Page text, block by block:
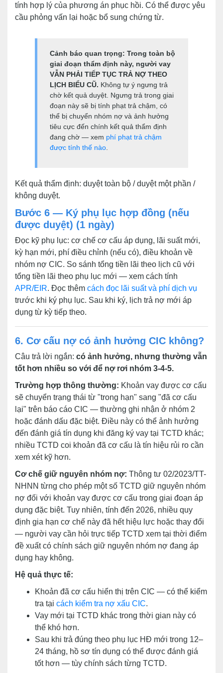
tính hợp lý của phương án phục hồi. Có thể được yêu
cầu phỏng vấn lại hoặc bổ sung chứng từ.
Cảnh báo quan trọng: Trong toàn bộ
giai đoạn thẩm định này, người vay
VẪN PHẢI TIẾP TỤC TRẢ NỢ THEO
LỊCH BIỂU CŨ. Không tự ý ngưng trả
chờ kết quả duyệt. Ngưng trả trong giai
đoạn này sẽ bị tính phạt trả chậm, có
thể bị chuyển nhóm nợ và ảnh hưởng
tiêu cực đến chính kết quả thẩm định
đang chờ — xem phí phạt trả chậm
được tính thế nào
Kết quả thẩm định: duyệt toàn bộ / duyệt một phần /
không duyệt.
Bước 6 — Ký phụ lục hợp đồng (nếu
được duyệt) (1 ngày)
Đọc kỹ phụ lục: cơ chế cơ cấu áp dụng, lãi suất mới,
kỳ hạn mới, phí điều chỉnh (nếu có), điều khoản về
nhóm nợ CIC. So sánh tổng tiền lãi theo lịch cũ với
tổng tiền lãi theo phụ lục mới — xem cách tính
APR/EIR. Đọc thêm cách đọc lãi suất và phí dịch vụ
trước khi ký phụ lục. Sau khi ký, lịch trả nợ mới áp
dụng từ kỳ tiếp theo.
6. Cơ cấu nợ có ảnh hưởng CIC không?
Câu trả lời ngắn: có ảnh hưởng, nhưng thường vẫn
tốt hơn nhiều so với để nợ rơi nhóm 3-4-5.
Trường hợp thông thường: Khoản vay được cơ cấu
sẽ chuyển trạng thái từ "trong hạn" sang "đã cơ cấu
lại" trên báo cáo CIC — thường ghi nhận ở nhóm 2
hoặc đánh dấu đặc biệt. Điều này có thể ảnh hưởng
đến đánh giá tín dụng khi đăng ký vay tại TCTD khác;
nhiều TCTD coi khoản đã cơ cấu là tín hiệu rủi ro cần
xem xét kỹ hơn.
Cơ chế giữ nguyên nhóm nợ: Thông tư 02/2023/TT-
NHNN từng cho phép một số TCTD giữ nguyên nhóm
nợ đối với khoản vay được cơ cấu trong giai đoạn áp
dụng đặc biệt. Tuy nhiên, tính đến 2026, nhiều quy
định gia hạn cơ chế này đã hết hiệu lực hoặc thay đổi
— người vay cần hỏi trực tiếp TCTD xem tại thời điểm
đề xuất có chính sách giữ nguyên nhóm nợ đang áp
dụng hay không.
Hệ quả thực tế:
Khoản đã cơ cấu hiển thị trên CIC — có thể kiểm
tra tại cách kiểm tra nợ xấu CIC.
Vay mới tại TCTD khác trong thời gian này có
thể khó hơn.
Sau khi trả đúng theo phụ lục HĐ mới trong 12–
24 tháng, hồ sơ tín dụng có thể được đánh giá
tốt hơn — tùy chính sách từng TCTD.